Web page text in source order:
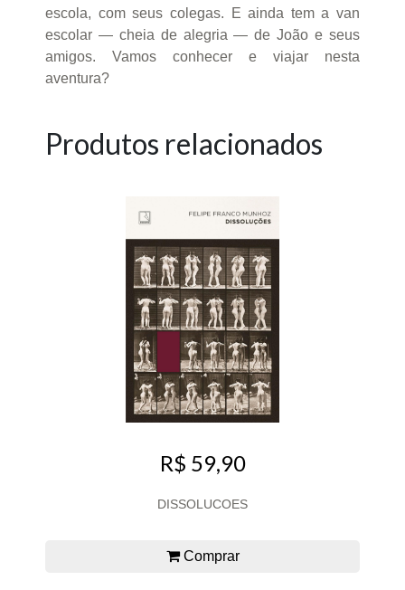
escola, com seus colegas. E ainda tem a van
escolar — cheia de alegria — de João e seus
amigos. Vamos conhecer e viajar nesta
aventura?
Produtos relacionados
R$ 59,90
DISSOLUCOES
Comprar